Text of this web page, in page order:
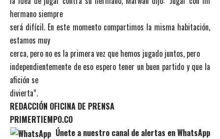
hermano siempre
será difícil. En este momento compartimos la misma habitación,
estamos muy
cerca, pero no es la primera vez que hemos jugado juntos, pero
independientemente de eso espero tener un buen partido y que la
afición se
divierta”.
REDACCIÓN OFICINA DE PRENSA
PRIMERTIEMPO.CO
Únete a nuestro canal de alertas en WhatsApp